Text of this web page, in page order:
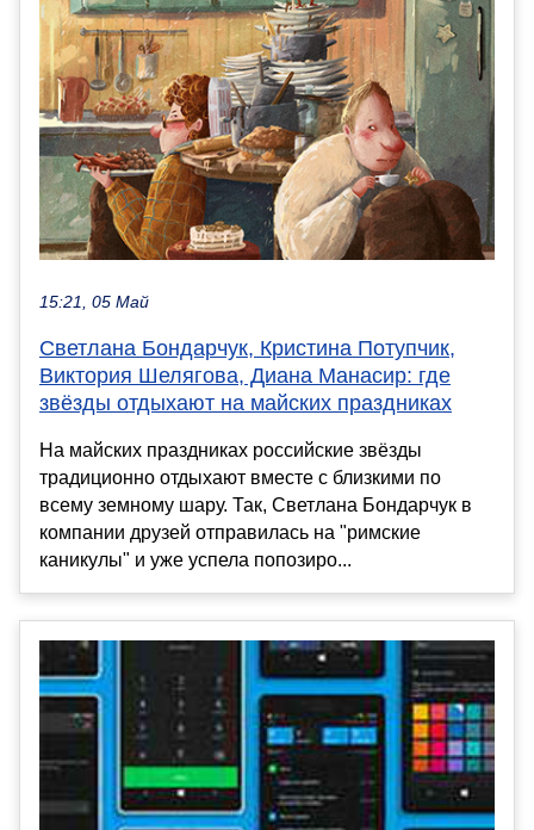
15:21, 05 Май
Светлана Бондарчук, Кристина Потупчик,
Виктория Шелягова, Диана Манасир: где
звёзды отдыхают на майских праздниках
На майских праздниках российские звёзды
традиционно отдыхают вместе с близкими по
всему земному шару. Так, Светлана Бондарчук в
компании друзей отправилась на "римские
каникулы" и уже успела попозиро...